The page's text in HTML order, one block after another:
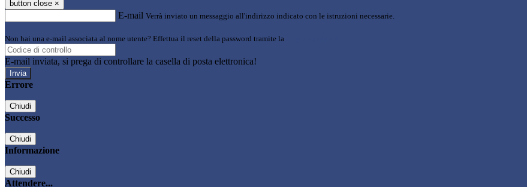
button close ×
E-mail Verrà inviato un messaggio all'indirizzo indicato con le istruzioni necessarie.
Non hai una e-mail associata al nome utente? Effettua il reset della password tramite la
E-mail inviata, si prega di controllare la casella di posta elettronica!
Errore
Chiudi
Successo
Chiudi
Informazione
Chiudi
Attendere...